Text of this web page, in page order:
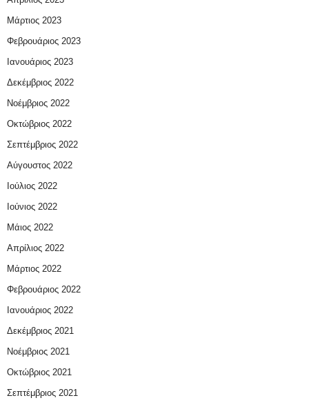
Μάρτιος 2023
Φεβρουάριος 2023
Ιανουάριος 2023
Δεκέμβριος 2022
Νοέμβριος 2022
Οκτώβριος 2022
Σεπτέμβριος 2022
Αύγουστος 2022
Ιούλιος 2022
Ιούνιος 2022
Μάιος 2022
Απρίλιος 2022
Μάρτιος 2022
Φεβρουάριος 2022
Ιανουάριος 2022
Δεκέμβριος 2021
Νοέμβριος 2021
Οκτώβριος 2021
Σεπτέμβριος 2021